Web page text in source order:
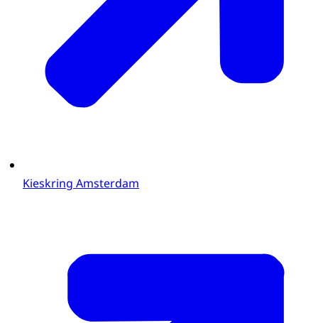
Kieskring Amsterdam